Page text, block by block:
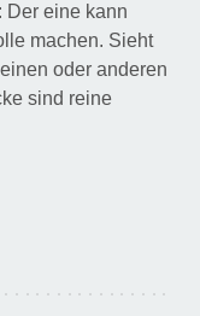
Der eine kann
machen. Sieht
oder anderen
sind reine